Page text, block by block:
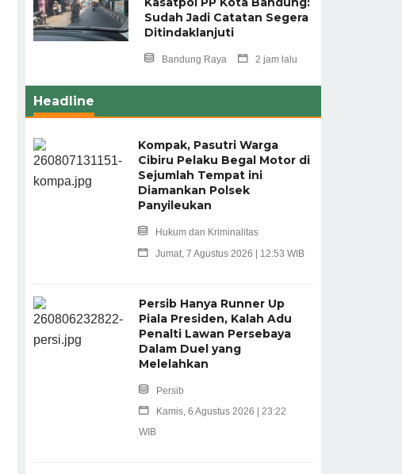
Sudah Jadi Catatan Segera
Ditindaklanjuti
Bandung Raya 2 jam lalu
Headline
Kompak, Pasutri Warga
Cibiru Pelaku Begal Motor di
Sejumlah Tempat ini
Diamankan Polsek
Panyileukan
Hukum dan Kriminalitas
Jumat, 7 Agustus 2026 | 12:53 WIB
Persib Hanya Runner Up
Piala Presiden, Kalah Adu
Penalti Lawan Persebaya
Dalam Duel yang
Melelahkan
Persib
Kamis, 6 Agustus 2026 | 23:22
WIB